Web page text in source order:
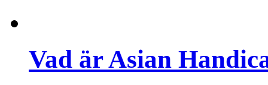
Vad är Asian